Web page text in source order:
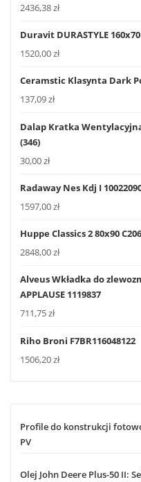
2436,38zł
Duravit DURASTYLE
1520,00zł
Ceramstic Klasynta Dark
137,09zł
Dalap Kratka
(346)
30,00zł
Radaway Nes Kdj I
1597,00zł
Huppe Classics 2 80x90
2848,00zł
Alveus Wkładka do
APPLAUSE 1119837
711,75zł
Riho Broni F7BR116048122
1506,20zł
Profile do konstrukcji
PV
Olej John Deere Plus-50 II: